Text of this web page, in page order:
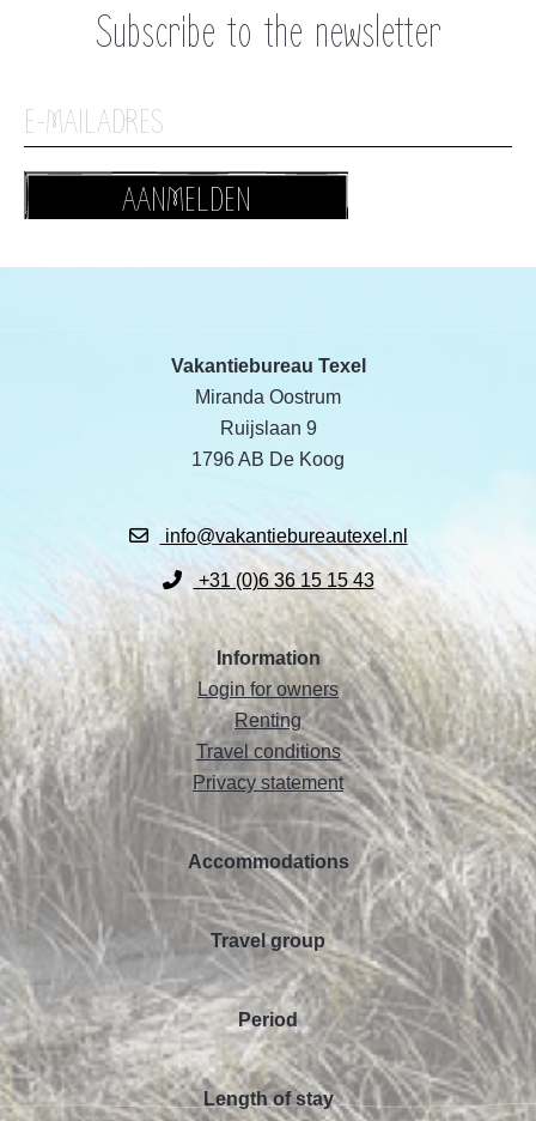
Subscribe to the newsletter
AANMELDEN
Vakantiebureau Texel
Miranda Oostrum
Ruijslaan 9
1796 AB De Koog
info@vakantiebureautexel.nl
+31 (0)6 36 15 15 43
Information
Login for owners
Renting
Travel conditions
Privacy statement
Accommodations
Travel group
Period
Length of stay